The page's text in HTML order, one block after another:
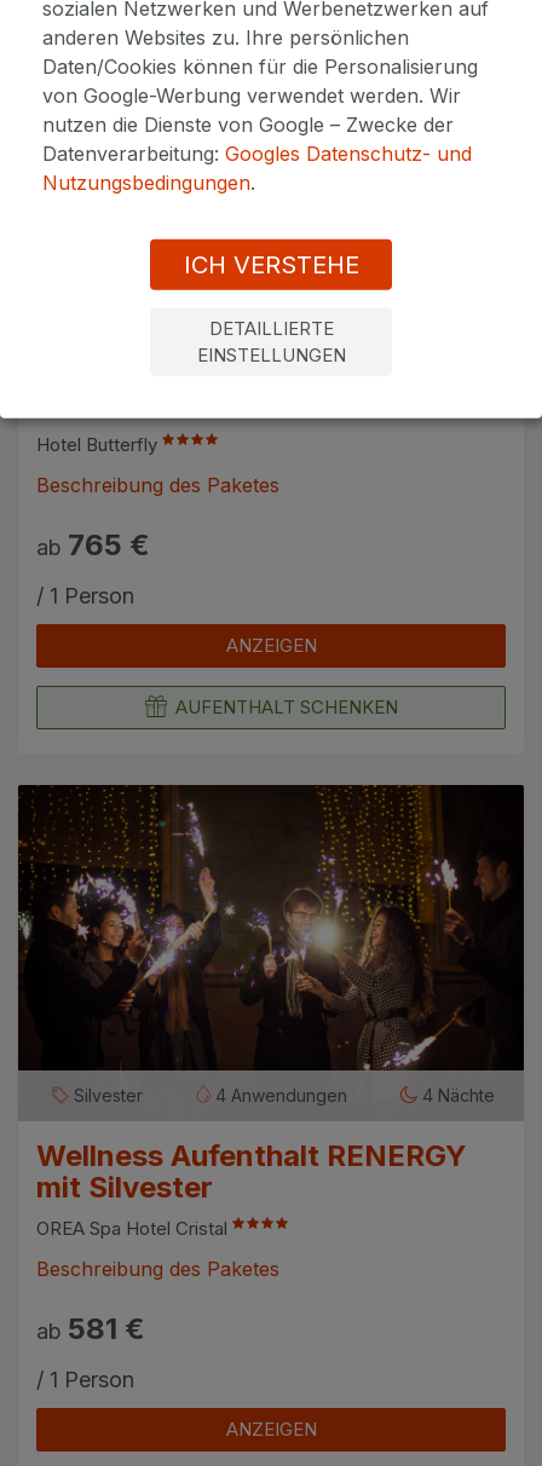
Hotel Butterfly
Beschreibung des Paketes
ab 765 €
/ 1 Person
ANZEIGEN
AUFENTHALT SCHENKEN
Silvester 4 Anwendungen 4 Nächte
Wellness Aufenthalt RENERGY
mit Silvester
OREA Spa Hotel Cristal
Beschreibung des Paketes
ab 581 €
/ 1 Person
ANZEIGEN
sozialen Netzwerken und Werbenetzwerken auf
anderen Websites zu. Ihre persönlichen
Daten/Cookies können für die Personalisierung
von Google-Werbung verwendet werden. Wir
nutzen die Dienste von Google – Zwecke der
Datenverarbeitung: Googles Datenschutz- und
Nutzungsbedingungen.
DETAILLIERTE
EINSTELLUNGEN
ICH VERSTEHE